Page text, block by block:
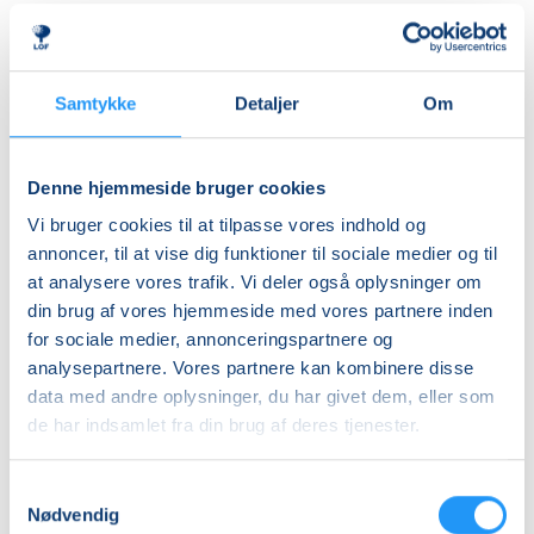
Samtykke Detaljer Om
Denne hjemmeside bruger cookies
Vi bruger cookies til at tilpasse vores indhold og
annoncer, til at vise dig funktioner til sociale medier og til
at analysere vores trafik. Vi deler også oplysninger om
din brug af vores hjemmeside med vores partnere inden
for sociale medier, annonceringspartnere og
analysepartnere. Vores partnere kan kombinere disse
data med andre oplysninger, du har givet dem, eller som
de har indsamlet fra din brug af deres tjenester.
Nødvendig
ALDERSINDDELINGEN ER VEJLEDENDE
Børn er forskellige og udvikler sig i forskellige tempi,
virker utryg ved vand, er det en god idé at tænke lidt
motorisk langt fremme, frisk på nye udfordringer og
måske endda allerede vandtilvænnet, kan det være
en god idé at tænke lidt opad i fht. aldersrammen.
Holdene er små, så der er god mulighed for at tage
individuelle hensyn undervejs.
BEMÆRK
Tilmeldingen gælder en voksen med et barn og det er
kun den voksne, der skal tilmeldes.
Ledig-KBH
Ledig-FRB
DKK 923,00
DKK 907,00
Studerende-FRB
DKK 923,00
Unge (18-25 år)-KBH
DKK 907,00
Info
903331